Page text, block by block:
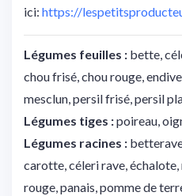
ici: https://
Légumes feuilles : bette,
chou frisé, chou rouge,
mesclun, persil frisé, persil
Légumes tiges :poireau,
Légumes racines :
carotte, céleri rave,
rouge, panais, pomme de